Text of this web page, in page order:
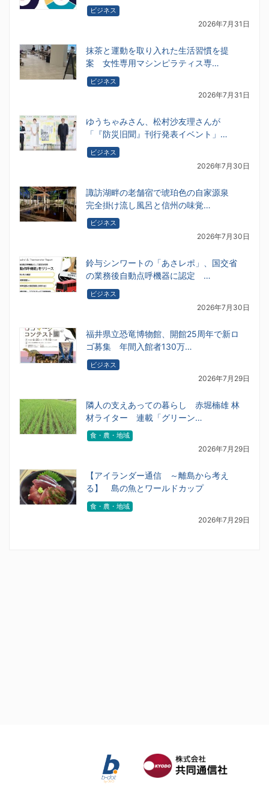
ビジネス
2026年7月31日
抹茶と運動を取り入れた生活習慣を提
案 女性専用マシンピラティス専…
ビジネス
2026年7月31日
ゆうちゃみさん、松村沙友理さんが
「『防災旧聞』刊行発表イベント」…
ビジネス
2026年7月30日
諏訪湖畔の老舗宿で琥珀色の自家源泉
完全掛け流し風呂と信州の味覚…
ビジネス
2026年7月30日
鈴与シンワートの「あさレポ」、国交省
の業務後自動点呼機器に認定 …
ビジネス
2026年7月30日
福井県立恐竜博物館、開館25周年で新ロ
ゴ募集 年間入館者130万…
ビジネス
2026年7月29日
隣人の支えあっての暮らし 赤堀楠雄 林
材ライター 連載「グリーン…
食・農・地域
2026年7月29日
【アイランダー通信 ～離島から考え
る】 島の魚とワールドカップ
食・農・地域
2026年7月29日